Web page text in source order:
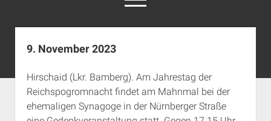
menu
facebook
rss info@aida-archiv.de
Aktuelles
Termine
open
dropdown
9. November 2023
Hirschaid (Lkr. Bamberg). Am Jahrestag der
Reichspogromnacht findet am Mahnmal bei der
ehemaligen Synagoge in der Nürnberger Straße